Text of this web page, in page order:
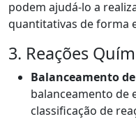
podem ajudá-lo a
quantitativas de forma
3. Reações
Balanceamento
balanceamento de
classificação de